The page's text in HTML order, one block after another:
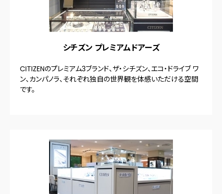
シチズン プレミアムドアーズ
CITIZENのプレミアム3ブランド、ザ・シチズン、エコ・ドライブ ワ
ン、カンパノラ、それぞれ独自の世界観を体感いただける空間
です。